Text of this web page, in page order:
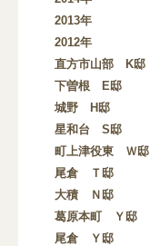
2013年
2012年
直方市山部 K邸
下曽根 E邸
城野 H邸
星和台 S邸
町上津役東 Ｗ邸
尾倉 Ｔ邸
大積 Ｎ邸
葛原本町 Ｙ邸
尾倉 Ｙ邸